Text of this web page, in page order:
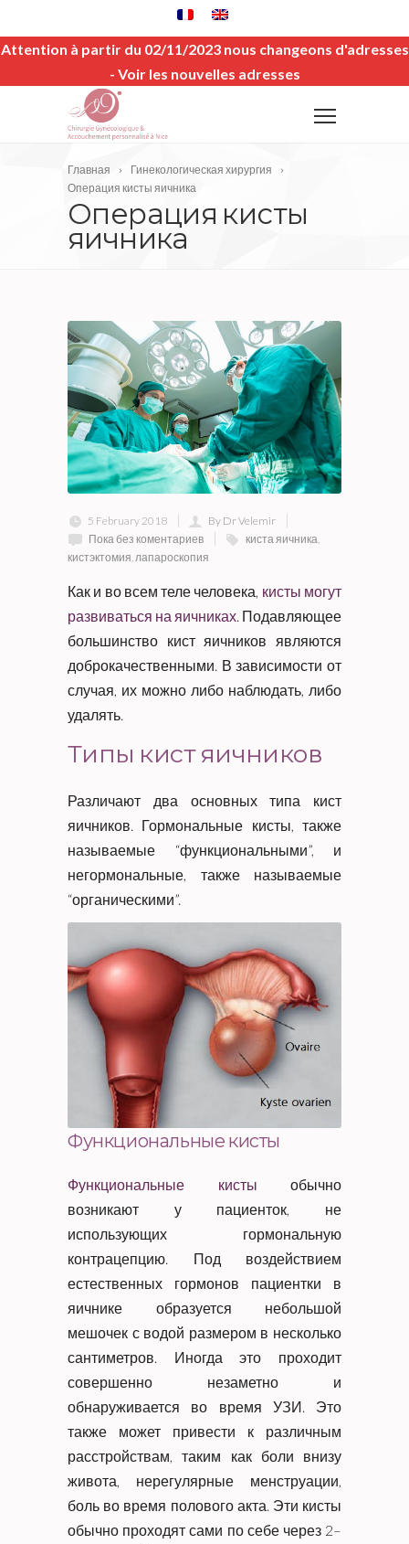
Attention à partir du 02/11/2023 nous changeons d'adresses
- Voir les nouvelles adresses
Главная
Гинекологическая хирургия
Операция кисты яичника
Операция кисты
яичника
5 February 2018
By Dr Velemir
Пока без коментариев
киста яичника
кистэктомия лапароскопия
Как и во всем теле человека, кисты могут
развиваться на яичниках . Подавляющее
большинство кист яичников являются
доброкачественными. В зависимости от
случая, их можно либо наблюдать, либо
удалять.
Типы кист яичников
Различают два основных типа кист
яичников. Гормональные кисты, также
называемые “функциональными”, и
негормональные, также называемые
“органическими”.
Функциональные кисты
Функциональные кисты обычно
возникают у пациенток, не
использующих гормональную
контрацепцию. Под воздействием
естественных гормонов пациентки в
яичнике образуется небольшой
мешочек с водой размером в несколько
сантиметров. Иногда это проходит
совершенно незаметно и
обнаруживается во время УЗИ. Это
также может привести к различным
расстройствам, таким как боли внизу
живота, нерегулярные менструации,
боль во время полового акта. Эти кисты
обычно проходят сами по себе через 2–